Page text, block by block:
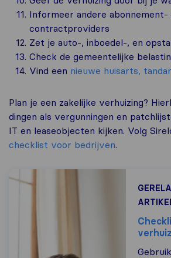
Informeer andere abonnement-
contractproviders
Zet je auto-, inboedel-, en
Check de gemeentelijke
Vind een nieuwe huisarts,
Plan je een zakelijke verhuizing?
dingen als vergunningen en
IT en leaseobjecten kijken. Volg
checklist voor bedrijven.
Gebruik